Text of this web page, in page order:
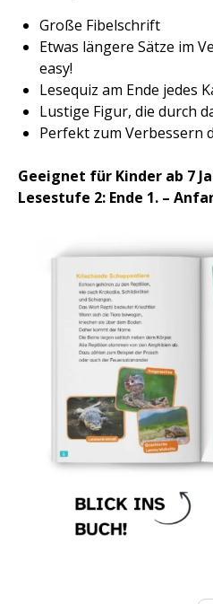
Große Fibelschrift
Etwas längere Sätze im
easy!
Lesequiz am Ende jedes
Lustige Figur, die durch
Perfekt zum Verbessern
Geeignet für Kinder ab 7
Lesestufe 2: Ende 1. –